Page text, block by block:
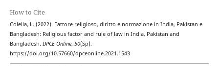
How to Cite
Colella, L. (2022). Fattore religioso, diritto e normazione in India, Pakistan e
Bangladesh: Religious factor and rule of law in India, Pakistan and
Bangladesh. DPCE Online, 50(Sp).
https://doi.org/10.57660/dpceonline.2021.1543